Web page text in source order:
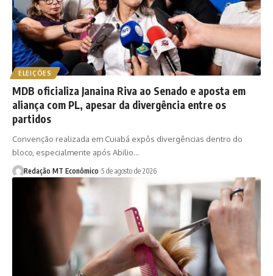
ELEIÇÕES
MDB oficializa Janaina Riva ao Senado e aposta em
aliança com PL, apesar da divergência entre os
partidos
Convenção realizada em Cuiabá expôs divergências dentro do
bloco, especialmente após Abilio…
Redação MT Econômico 5 de agosto de 2026